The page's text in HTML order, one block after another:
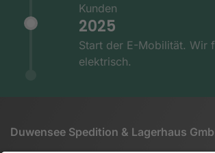
Kunden
2025
Start der E-Mobilität. Wir
elektrisch.
Duwensee Spedition & Lagerhaus